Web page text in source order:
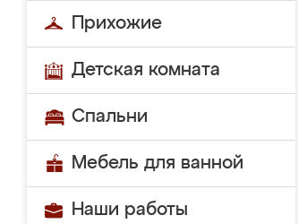
Прихожие
Детская комната
Спальни
Мебель для ванной
Наши работы